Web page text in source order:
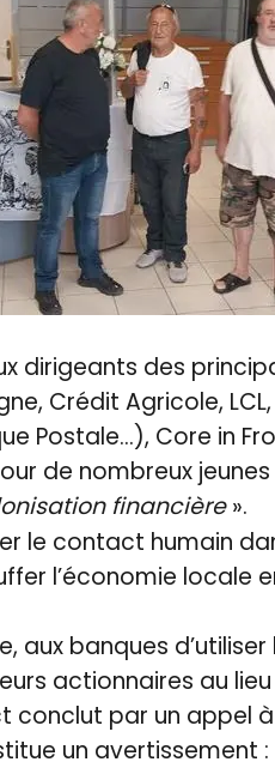
dirigeants des
Crédit Agricole,
Postale…), Core in
de nombreux
financière».
le contact humain
l’économie locale
aux banques
actionnaires au
conclut par un appel
un avertissement :